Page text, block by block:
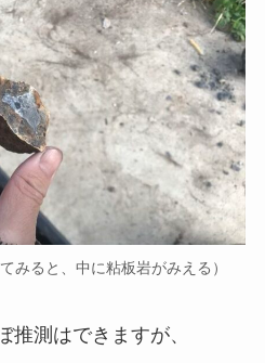
みると、中に粘板岩がみえる）
推測はできますが、